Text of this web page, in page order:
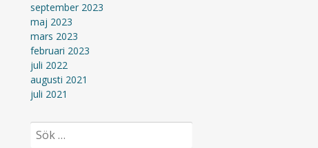
september 2023
maj 2023
mars 2023
februari 2023
juli 2022
augusti 2021
juli 2021
Sök
efter: